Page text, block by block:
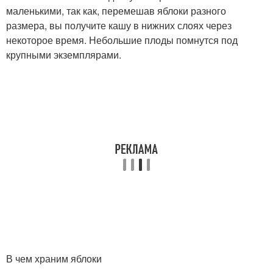
маленькими, так как, перемешав яблоки разного
размера, вы получите кашу в нижних слоях через
некоторое время. Небольшие плоды помнутся под
крупными экземплярами.
В чем храним яблоки